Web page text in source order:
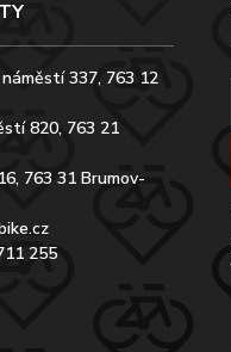
337, 763 12
820, 763 21
763 31 Brumov-
255